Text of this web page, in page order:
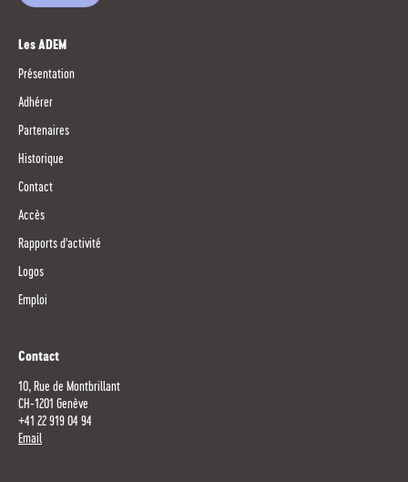
Les ADEM
Présentation
Adhérer
Partenaires
Historique
Contact
Accès
Rapports d'activité
Logos
Emploi
Contact
10, Rue de Montbrillant
CH-1201 Genève
+41 22 919 04 94
Email